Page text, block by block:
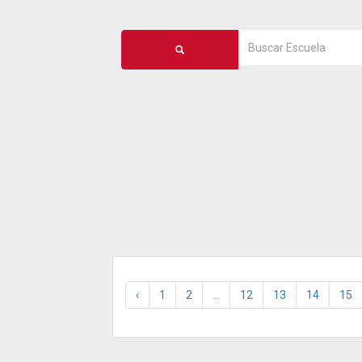
‹ 1 2 12 13 14 15